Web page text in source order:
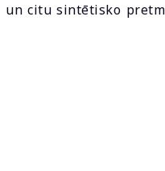
citu sintētisko